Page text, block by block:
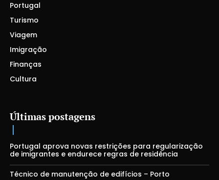
Portugal
Turismo
Viagem
Imigração
Finanças
Cultura
Últimas postagens
Portugal aprova novas restrições para regularização
de imigrantes e endurece regras de residência
Técnico de manutenção de edifícios – Porto